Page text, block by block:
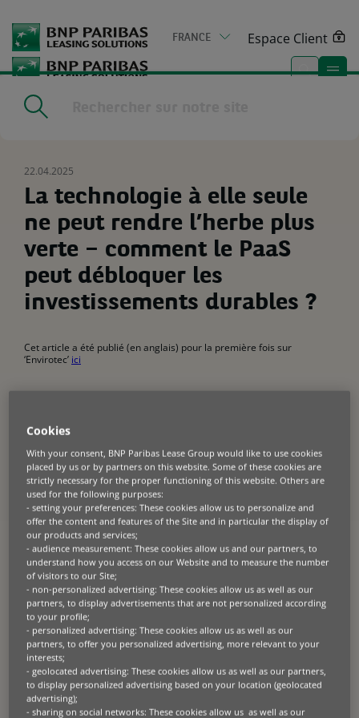
to
main
content
FRANCE Espace Client
Home
rendre l’herbe plus verte – comment le PaaS peut débloquer les
22.04.2025
La technologie à elle seule
ne peut rendre l’herbe plus
verte – comment le PaaS
peut débloquer les
investissements durables ?
Cet article a été publié (en anglais) pour la première fois sur
‘Envirotec’ ici
investissements. Neil Pein, CEO chez BNP Paribas Leasing Solutions,
(PaaS) peut améliorer l’accessibilité aux technologies vertes, soutenir
l’économie circulaire et aider les organisations à répondre à
l’évolution des exigences réglementaires.
L’objectifde 42,5 % de l’UE en matière d’énergies renouvelables d’ici à
2030 oblige les entreprises de toutes les industries à repenser leurs
business modèles. De nouvelles réglementations telles que les zones
à faible émission, les mandats en matière d’efficacité énergétique et
les exigences de déclaration comme la Directive de l’UE sur les
rapports sur la durabilité des entreprises font que les entreprises
doivent adopter des pratiques plus durables. Bien que ces politiques
posent des défis, elles offrent aussi aux entreprises l’opportunité
d’investir dans les technologies vertes.
Heureusement, le secteur destechnologies vertesregorge de
solutions innovantes prêtes à soutenir les entreprises dans ce
parcours. Des points de recharge de véhicule électrique, aux
panneaux solaires en passant par l’éclairage LED, les technologies
vertes se développent rapidement et seront au cœur de l’aide
apportée aux organisations pour réduire leurs émissions de carbone.
Cookies
With your consent, BNP Paribas Lease Group would like to use cookies
placed by us or by partners on this website. Some of these cookies are
strictly necessary for the proper functioning of this website. Others are
used for the following purposes:
- setting your preferences: These cookies allow us to personalize and
offer the content and features of the Site and in particular the display of
our products and services;
- audience measurement: These cookies allow us and our partners, to
understand how you access on our Website and to measure the number
of visitors to our Site;
- non-personalized advertising: These cookies allow us as well as our
partners, to display advertisements that are not personalized according
to your profile;
- personalized advertising: These cookies allow us as well as our
partners, to offer you personalized advertising, more relevant to your
interests;
- geolocated advertising: These cookies allow us as well as our partners,
to display personalized advertising based on your location (geolocated
advertising);
- sharing on social networks: These cookies allow us as well as our